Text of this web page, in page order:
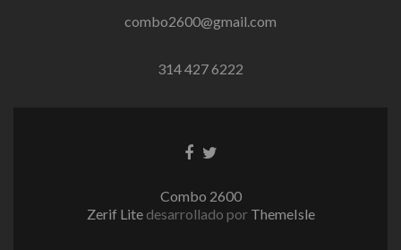
combo2600@gmail.com
314 427 6222
EnlaceEnlace
Combo 2600
Zerif Lite desarrollado por ThemeIsle